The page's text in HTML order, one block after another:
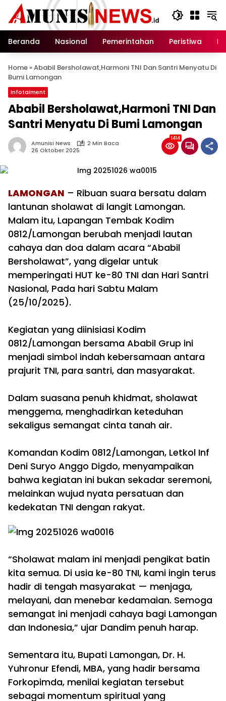
Langsung
konten
Beranda
Nasional Pemerintahan Peristiwa
Home »Ababil Bersholawat,Harmoni TNI Dan Santri Menyatu Di
Bumi Lamongan
Infotaiment
Ababil Bersholawat,Harmoni TNI Dan
Santri Menyatu Di Bumi Lamongan
Amunisi News
2 Min Baca
26 Oktober 2025
1414
LAMONGAN – Ribuan suara bersatu dalam
lantunan sholawat di langit Lamongan.
Malam itu, Lapangan Tembak Kodim
0812/Lamongan berubah menjadi lautan
cahaya dan doa dalam acara “Ababil
Bersholawat”, yang digelar untuk
memperingati HUT ke-80 TNI dan Hari Santri
Nasional, Pada hari Sabtu Malam
(25/10/2025).
‎Kegiatan yang diinisiasi Kodim
0812/Lamongan bersama Ababil Grup ini
menjadi simbol indah kebersamaan antara
prajurit TNI, para santri, dan masyarakat.
‎Dalam suasana penuh khidmat, sholawat
menggema, menghadirkan keteduhan
sekaligus semangat cinta tanah air.
‎Komandan Kodim 0812/Lamongan, Letkol Inf
Deni Suryo Anggo Digdo, menyampaikan
bahwa kegiatan ini bukan sekadar seremoni,
melainkan wujud nyata persatuan dan
kedekatan TNI dengan rakyat.
‎“Sholawat malam ini menjadi pengikat batin
kita semua. Di usia ke-80 TNI, kami ingin terus
hadir di tengah masyarakat — menjaga,
melayani, dan menebar kedamaian. Semoga
semangat ini menjadi cahaya bagi Lamongan
dan Indonesia,” ujar Dandim penuh harap.
‎Sementara itu, Bupati Lamongan, Dr. H.
Yuhronur Efendi, MBA, yang hadir bersama
Forkopimda, menilai kegiatan tersebut
sebagai momentum spiritual yang